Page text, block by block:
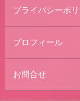
プライバシーポ
プロフィール
お問合せ